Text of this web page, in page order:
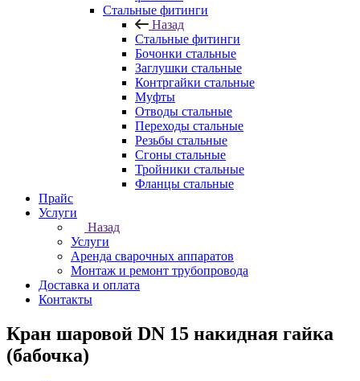
Стальные фитинги
Назад
Стальные фитинги
Бочонки стальные
Заглушки стальные
Контргайки стальные
Муфты
Отводы стальные
Переходы стальные
Резьбы стальные
Сгоны стальные
Тройники стальные
Фланцы стальные
Прайс
Услуги
Назад
Услуги
Аренда сварочных аппаратов
Монтаж и ремонт трубопровода
Доставка и оплата
Контакты
Кран шаровой DN 15 накидная гайка
(бабочка)